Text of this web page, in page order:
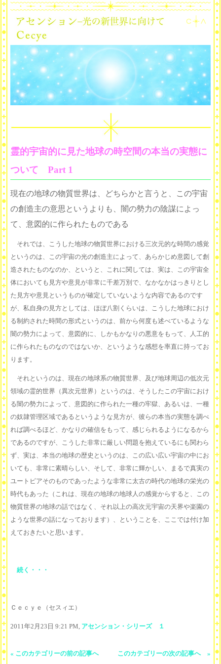
霊的宇宙的に見た地球の時空間の本当の実態に
ついて Part 1
現在の地球の物質世界は、どちらかと言うと、この宇宙
の創造主の意思というよりも、 闇の勢力の陰謀によっ
て、意図的に作られたものである
それでは、こうした地球の物質世界における三次元的な時間の感覚
というのは、この宇宙の光の創造主によって、あらかじめ意図して創
造されたものなのか、というと、これに関しては、実は、この宇宙全
体においても見方や意見が非常に千差万別で、なかなかはっきりとし
た見方や意見というものが確定していないような内容であるのです
が、私自身の見方としては、ほぼ八割くらいは、こうした地球におけ
る制約された時間の形式というのは、前から何度も述べているような
闇の勢力によって、意図的に、しかもかなりの悪意をもって、人工的
に作られたものなのではないか、というような感想を率直に持ってお
ります。
それというのは、現在の地球系の物質世界、及び地球周辺の低次元
領域の霊的世界（異次元世界）というのは、そうしたこの宇宙におけ
る闇の勢力によって、意図的に作られた一種の牢獄、あるいは、一種
の奴隷管理区域であるというような見方が、彼らの本当の実態を調べ
れば調べるほど、かなりの確信をもって、感じられるようになるから
であるのですが、こうした非常に厳しい問題を抱えているにも関わら
ず、実は、本当の地球の歴史というのは、この広い広い宇宙の中にお
いても、非常に素晴らしい、そして、非常に輝かしい、まるで真実の
ユートピアそのものであったような非常に太古の時代の地球の栄光の
時代もあった（これは、現在の地球の地球人の感覚からすると、この
物質世界の地球の話ではなく、それ以上の高次元宇宙の天界や楽園の
ような世界の話になっております）、ということを、ここでは付け加
えておきたいと思います。
続く・・・
Ｃｅｃｙｅ（セスィエ）
2011年2月23日 9:21 PM, アセンション・シリーズ １
« このカテゴリーの前の記事へ このカテゴリーの次の記事へ »